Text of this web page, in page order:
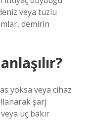
veya tuzlu
demirin
yoksa veya cihaz
şarj
üç bakır